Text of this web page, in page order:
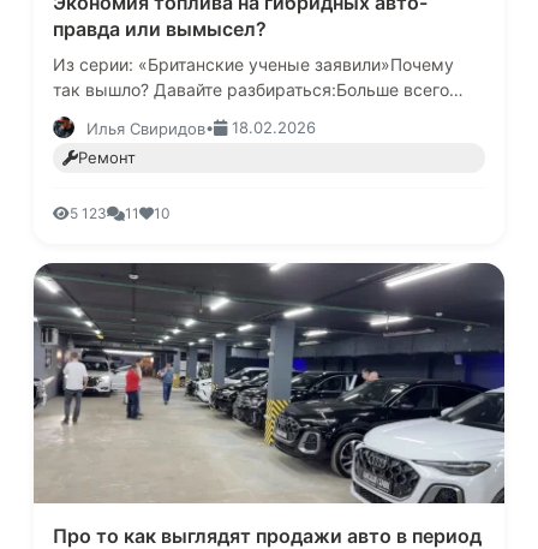
правда или вымысел?
Из серии: «Британские ученые заявили»Почему
так вышло? Давайте разбираться:Больше всего
топлива, двигатель внутреннего сгорания
потребляет при запуске «на холод…
Илья Свиридов•
18.02.2026
Ремонт
5 123 11 10
Про то как выглядят продажи авто в период